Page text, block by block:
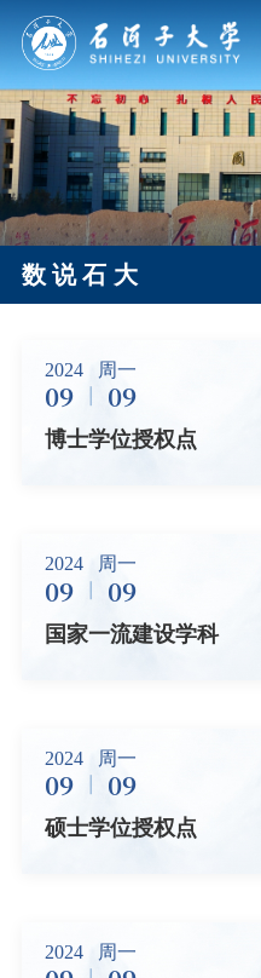
数说石大
2024 周一
09 09
博士学位授权点
2024 周一
09 09
国家一流建设学科
2024 周一
09 09
硕士学位授权点
2024 周一